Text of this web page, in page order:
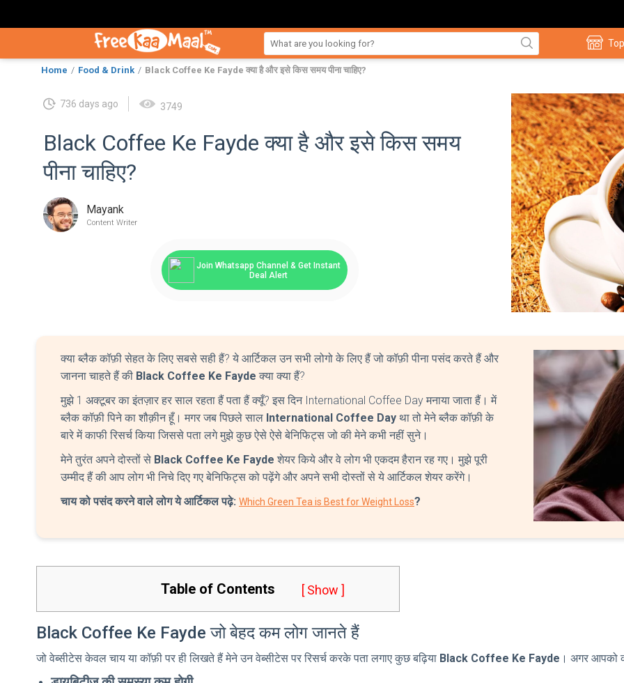
Home Food & Drink Black Coffee Ke Fayde क्या है और इसे किस समय पीना चाहिए?
736 days ago 3749
Black Coffee Ke Fayde क्या है और इसे किस समय
पीना चाहिए?
Mayank
Content Writer
Join Whatsapp Channel & Get Instant
Deal Alert
क्या ब्लैक कॉफ़ी सेहत के लिए सबसे सही हैं? ये आर्टिकल उन सभी लोगो के लिए हैं जो कॉफ़ी पीना पसंद करते हैं और
जानना चाहते हैं की Black Coffee Ke Fayde क्या क्या हैं?
मुझे 1 अक्टूबर का इंतज़ार हर साल रहता हैं पता हैं क्यूँ? इस दिन International Coffee Day मनाया जाता हैं। में
ब्लैक कॉफ़ी पिने का शौक़ीन हूँ। मगर जब पिछले साल International Coffee Day था तो मेने ब्लैक कॉफ़ी के
बारे में काफी रिसर्च किया जिससे पता लगे मुझे कुछ ऐसे ऐसे बेनिफिट्स जो की मेने कभी नहीं सुने।
मेने तुरंत अपने दोस्तों से Black Coffee Ke Fayde शेयर किये और वे लोग भी एकदम हैरान रह गए। मुझे पूरी
उम्मीद हैं की आप लोग भी निचे दिए गए बेनिफिट्स को पढ़ेंगे और अपने सभी दोस्तों से ये आर्टिकल शेयर करेंगे।
चाय को पसंद करने वाले लोग ये आर्टिकल पढ़े: Which Green Tea is Best for Weight Loss?
Table of Contents [ Show ]
Black Coffee Ke Fayde जो बेहद कम लोग जानते हैं
जो वेब्सीटेस केवल चाय या कॉफ़ी पर ही लिखते हैं मेने उन वेब्सीटेस पर रिसर्च करके पता लगाए कुछ बढ़िया Black Coffee Ke Fayde । अगर आपको